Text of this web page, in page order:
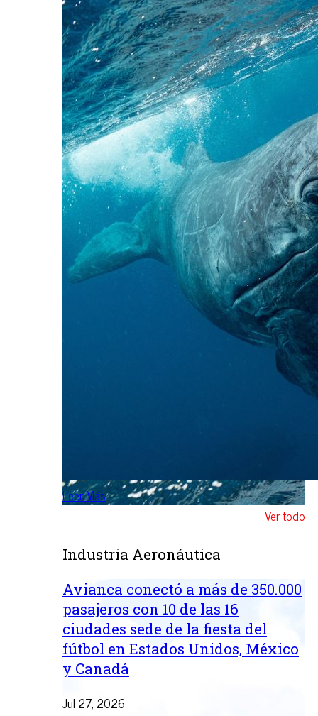
Leer Más
Ver todo
Industria Aeronáutica
Avianca conectó a más de 350.000
pasajeros con 10 de las 16
ciudades sede de la fiesta del
fútbol en Estados Unidos, México
y Canadá
Jul 27, 2026